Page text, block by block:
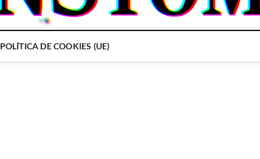
POLÍTICA DE COOKIES (UE)